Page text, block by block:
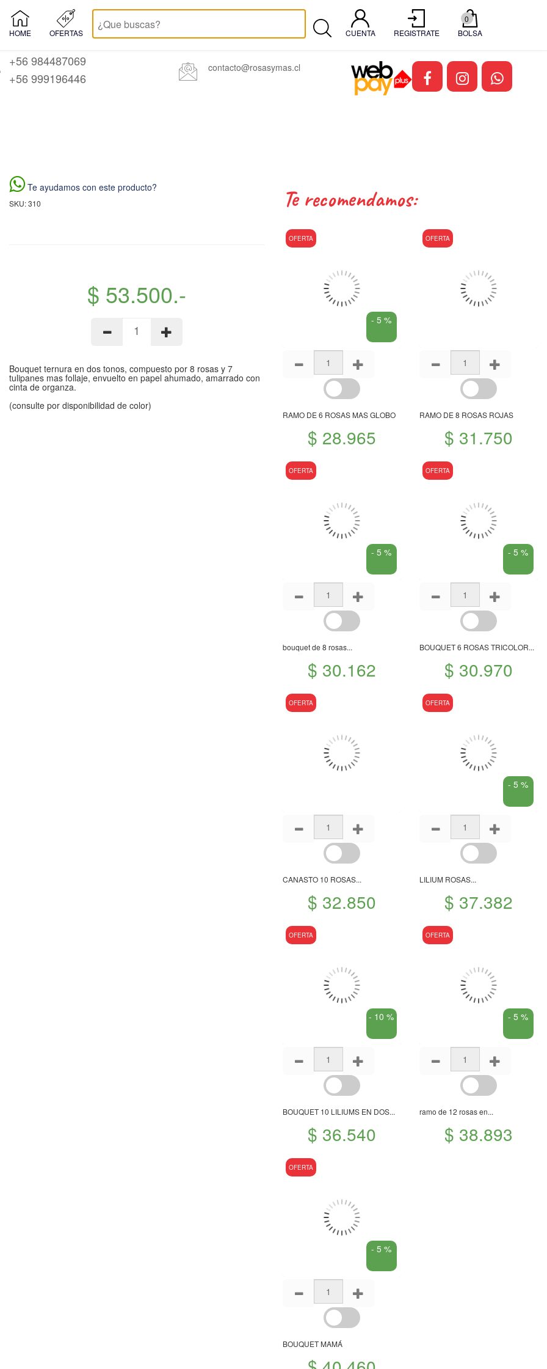
HOME OFERTAS CUENTA REGISTRATE BOLSA
0
+56 984487069
+56 999196446
contacto@rosasymas.cl
Te ayudamos con este producto?
SKU: 310
$ 53.500.-
Bouquet ternura en dos tonos, compuesto por 8 rosas y 7
tulipanes mas follaje, envuelto en papel ahumado, amarrado con
cinta de organza.
(consulte por disponibilidad de color)
te recomendamos:
OFERTA
- 5 %
RAMO DE 6 ROSAS MAS GLOBO
$ 28.965
OFERTA
RAMO DE 8 ROSAS ROJAS
$ 31.750
OFERTA
- 5 %
bouquet de 8 rosas...
$ 30.162
OFERTA
- 5 %
BOUQUET 6 ROSAS TRICOLOR...
$ 30.970
OFERTA
CANASTO 10 ROSAS...
$ 32.850
OFERTA
- 5 %
LILIUM ROSAS...
$ 37.382
OFERTA
- 10 %
BOUQUET 10 LILIUMS EN DOS...
$ 36.540
OFERTA
- 5 %
ramo de 12 rosas en...
$ 38.893
OFERTA
- 5 %
BOUQUET MAMÁ